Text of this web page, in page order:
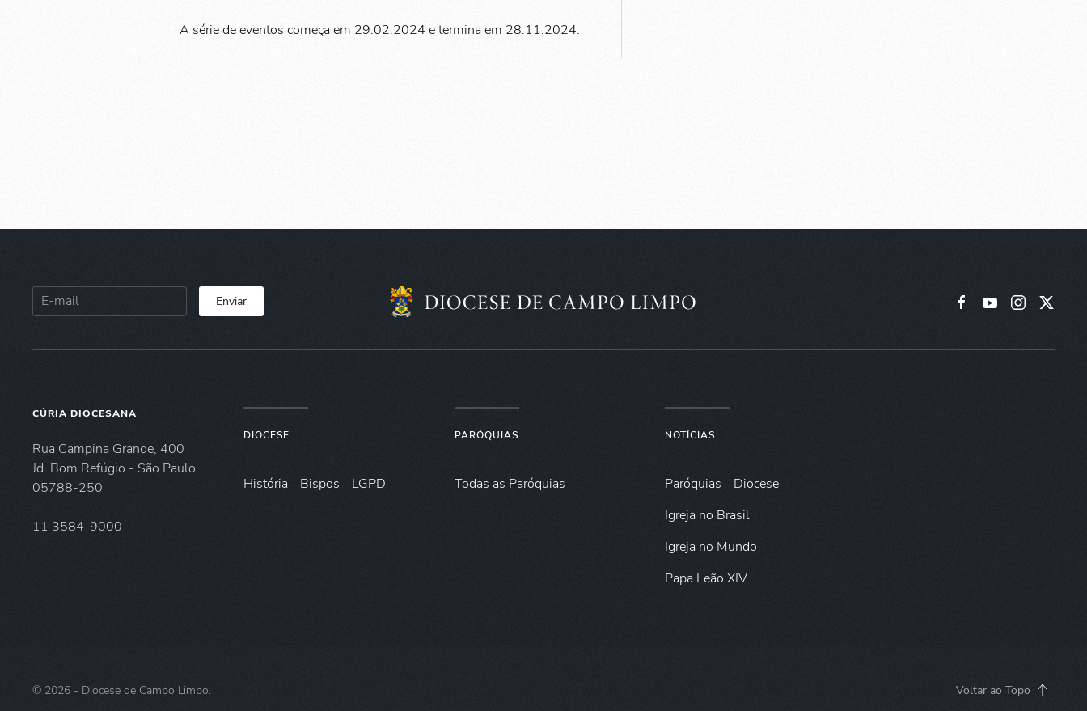
A série de eventos começa em 29.02.2024 e termina em 28.11.2024.
Enviar
CÚRIA DIOCESANA
Rua Campina Grande, 400
Jd. Bom Refúgio - São Paulo
05788-250
11 3584-9000
DIOCESE
História Bispos LGPD
PARÓQUIAS
Todas as Paróquias
NOTÍCIAS
Paróquias
Diocese
Igreja no Brasil
Igreja no Mundo
Papa Leão XIV
© 2026 - Diocese de Campo Limpo. Voltar ao Topo